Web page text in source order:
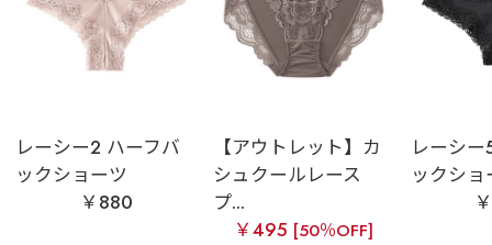
レーシー2 ハーフバ
ックショーツ
￥880
【アウトレット】カ
シュクールレース
プ...
￥495 [50％OFF]
レーシ
ックショ